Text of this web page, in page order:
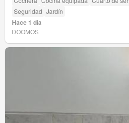
Seguridad Jardín
Hace 1 día
DOOMOS